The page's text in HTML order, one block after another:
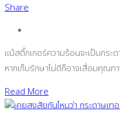
Share
แม้สติ๊กเกอร์ความร้อนจะเป็นกระ
หากเก็บรักษาไม่ดีก็อาจเสื่อมคุณภ
Read More